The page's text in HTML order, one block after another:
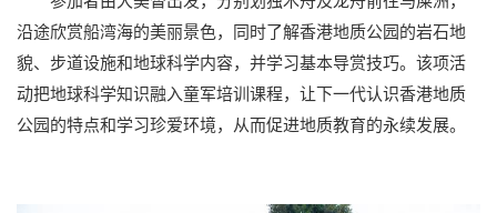
沿途欣赏船湾海的美丽景色，同时了解香港地质公园的岩石地
貌、步道设施和地球科学内容，并学习基本导赏技巧。该项活
动把地球科学知识融入童军培训课程，让下一代认识香港地质
公园的特点和学习珍爱环境，从而促进地质教育的永续发展。